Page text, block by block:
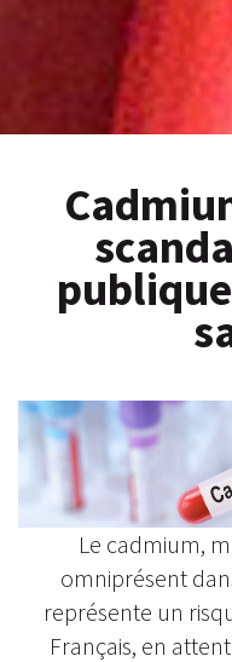
Le cadmium,
omniprésent
représente un
Français, en